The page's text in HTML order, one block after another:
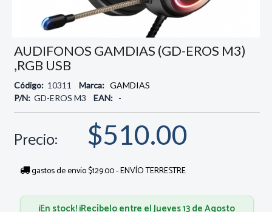
AUDIFONOS GAMDIAS (GD-EROS M3)
,RGB USB
Código: 10311 Marca: GAMDIAS
P/N: GD-EROS M3 EAN: -
Precio: $510.00
gastos de envío $129.00 - ENVÍO TERRESTRE
¡En stock! ¡Recíbelo entre el Jueves 13 de Agosto